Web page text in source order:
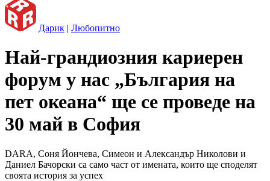
Дарик | Любопитно
Най-грандиозния кариерен
форум у нас „България на
пет океана“ ще се проведе на
30 май в София
DARA, Соня Йончева, Симеон и Александър Николови и
Даниел Бачорски са само част от имената, които ще споделят
своята история за успех